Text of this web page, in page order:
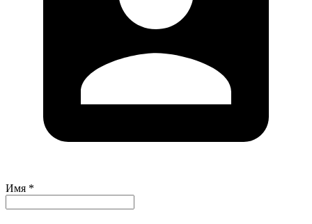
Имя *